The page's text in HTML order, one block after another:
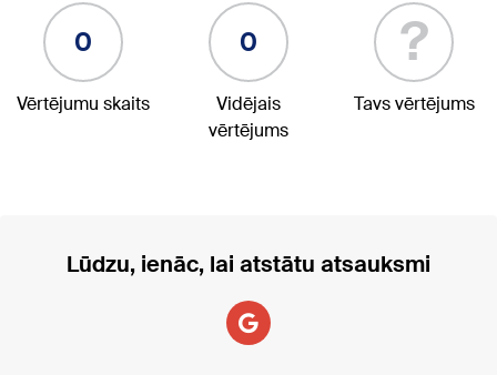
0
Vērtējumu skaits
0
Vidējais
vērtējums
?
Tavs vērtējums
Lūdzu, ienāc, lai atstātu atsauksmi